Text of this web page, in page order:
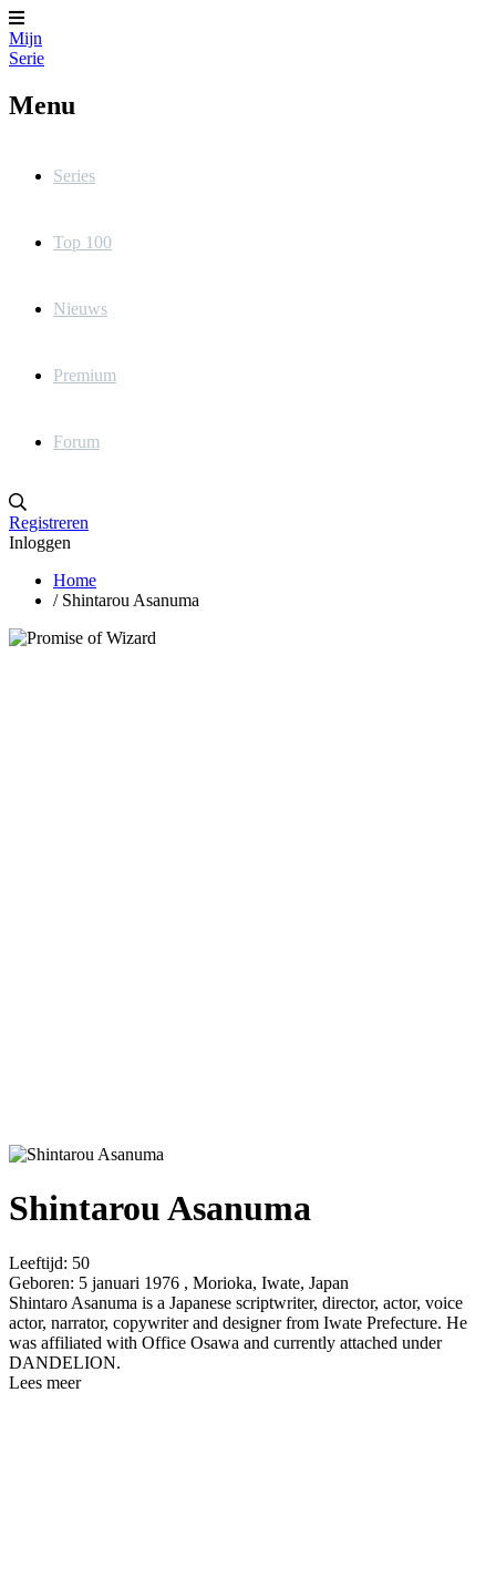
Mijn
Serie
Menu
Series
Top 100
Nieuws
Premium
Forum
Registreren
Inloggen
Home
/ Shintarou Asanuma
Shintarou Asanuma
Leeftijd: 50
Geboren: 5 januari 1976 , Morioka, Iwate, Japan
Shintaro Asanuma is a Japanese scriptwriter, director, actor, voice
actor, narrator, copywriter and designer from Iwate Prefecture. He
was affiliated with Office Osawa and currently attached under
DANDELION.
Lees meer